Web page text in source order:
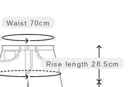
Rise length 28.5cm
Waist 70cm